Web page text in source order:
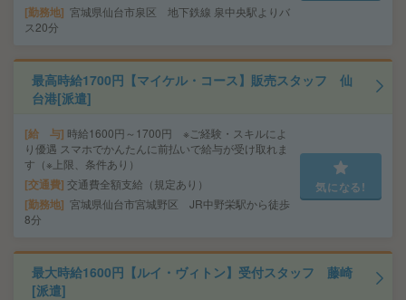
勤務地 宮城県仙台市泉区 地下鉄線 泉中央駅よりバ
ス20分
最高時給1700円【マイケル・コース】販売スタッフ 仙
台港[派遣]
給 与 時給1600円～1700円 ※ご経験・スキルによ
り優遇 スマホでかんたんに前払いで給与が受け取れま
す（※上限、条件あり）
交通費 交通費全額支給（規定あり）
勤務地 宮城県仙台市宮城野区 JR中野栄駅から徒歩
8分
気になる!
最大時給1600円【ルイ・ヴィトン】受付スタッフ 藤崎
[派遣]